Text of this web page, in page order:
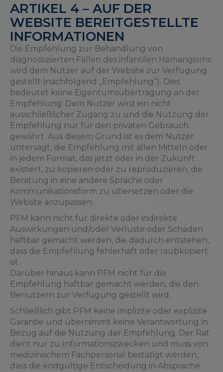
ARTIKEL 4 – AUF DER
WEBSITE BEREITGESTELLTE
INFORMATIONEN
Die Empfehlung zur Behandlung von
diagnostizierten Fällen des infantilen Hämangioms
wird dem Nutzer auf der Website zur Verfügung
gestellt (nachfolgend „Empfehlung“). Dies
bedeutet keine Eigentumsübertragung an der
Empfehlung. Dem Nutzer wird ein nicht
ausschließlicher Zugang zu und die Nutzung der
Empfehlung nur für den privaten Gebrauch
gewährt. Aus diesem Grund ist es dem Nutzer
untersagt, die Empfehlung mit allen Mitteln oder
in jedem Format, das jetzt oder in der Zukunft
existiert, zu kopieren oder zu reproduzieren, die
Beratung in eine andere Sprache oder
Kommunikationsform zu übersetzen oder die
Website anzupassen.
PFM kann nicht für direkte oder indirekte
Auswirkungen und/oder Verluste oder Schäden
haftbar gemacht werden, die dadurch entstehen,
dass die Empfehlung fehlerhaft oder raubkopiert
ist.
Darüber hinaus kann PFM nicht für die
Empfehlung haftbar gemacht werden, die den
Benutzern zur Verfügung gestellt wird.
Schließlich gibt PFM keine implizite oder explizite
Garantie und übernimmt keine Verantwortung in
Bezug auf die Nutzung der Empfehlung. Der Rat
dient nur zu Informationszwecken und muss von
medizinischem Fachpersonal bestätigt werden,
dass die endgültige Entscheidung in Absprache